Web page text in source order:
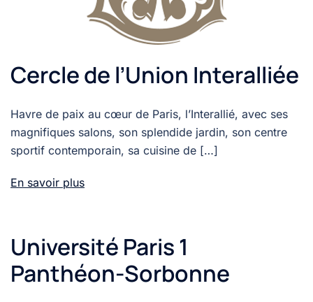
Cercle de l’Union Interalliée
Havre de paix au cœur de Paris, l’Interallié, avec ses
magnifiques salons, son splendide jardin, son centre
sportif contemporain, sa cuisine de […]
En savoir plus
Université Paris 1
Panthéon-Sorbonne